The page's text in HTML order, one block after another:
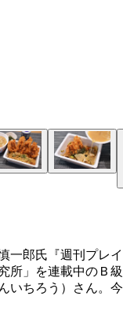
メンチカツ弁当か
順どおりに作り、
ングのスパイスと
）にとん汁をぶっ
いる野島慎一郎氏
一郎氏『週刊プレイ
所」を連載中のＢ級
いちろう）さん。今